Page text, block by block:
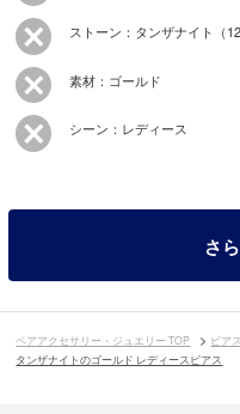
ストーン：タンザナイト（12
素材：ゴールド
シーン：レディース
さ
ペアアクセサリー・ジュエリー TOP ピアス
タンザナイトのゴールド レディースピアス